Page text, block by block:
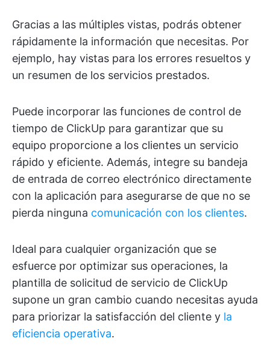
Gracias a las múltiples vistas, podrás obtener
rápidamente la información que necesitas. Por
ejemplo, hay vistas para los errores resueltos y
un resumen de los servicios prestados.
Puede incorporar las funciones de control de
tiempo de ClickUp para garantizar que su
equipo proporcione a los clientes un servicio
rápido y eficiente. Además, integre su bandeja
de entrada de correo electrónico directamente
con la aplicación para asegurarse de que no se
pierda ninguna comunicación con los clientes.
Ideal para cualquier organización que se
esfuerce por optimizar sus operaciones, la
plantilla de solicitud de servicio de ClickUp
supone un gran cambio cuando necesitas ayuda
para priorizar la satisfacción del cliente y la
eficiencia operativa.